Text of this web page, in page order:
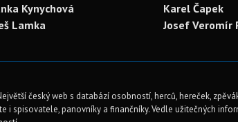
Kynychová
Lamka
Karel Čapek
Josef Veromír
český web s databází osobností, herců, hereček,
i spisovatele, panovníky a finančníky. Vedle užitečných